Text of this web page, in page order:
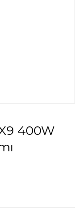
400W